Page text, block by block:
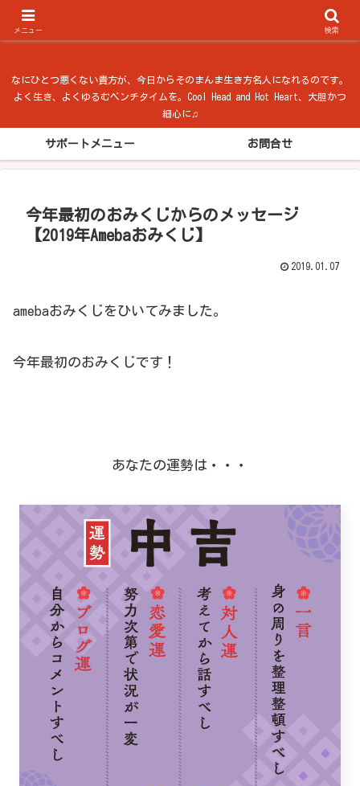
なにひとつ悪くない貴方が、今日からそのまんま生き方名人になれるのです。
よく生き、よくゆるむベンチタイムを。Cool Head and Hot Heart、大胆かつ
細心に♫
サポートメニュー お問合せ
今年最初のおみくじからのメッセージ
【2019年Amebaおみくじ】
2019.01.07
amebaおみくじをひいてみました。
今年最初のおみくじです！
あなたの運勢は・・・
メニュー 検索